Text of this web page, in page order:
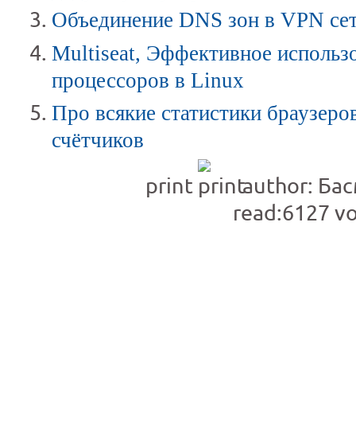
Объединение DNS зон в VPN
Multiseat, Эффективное
процессоров в Linux
Про всякие статистики
счётчиков
print
author:
read:6127